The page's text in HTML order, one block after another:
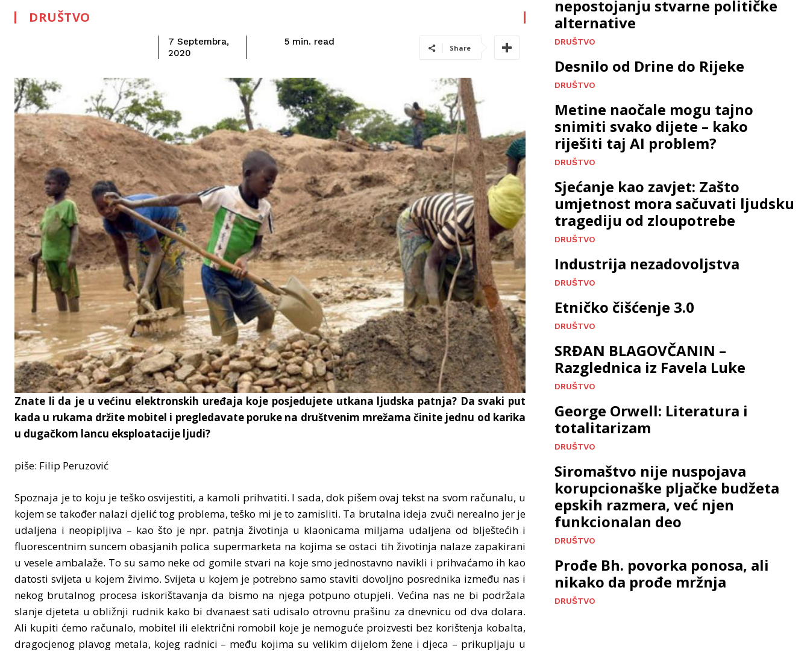
DRUŠTVO
7 Septembra,
2020
5 min. read
Share
Znate li da je u većinu elektronskih uređaja koje posjedujete utkana ljudska patnja? Da svaki put
kada u rukama držite mobitel i pregledavate poruke na društvenim mrežama činite jednu od karika
u dugačkom lancu eksploatacije ljudi?
piše: Filip Peruzović
Spoznaja je to koju je teško osvijestiti, a kamoli prihvatiti. I sada, dok pišem ovaj tekst na svom računalu, u
kojem se također nalazi djelić tog problema, teško mi je to zamisliti. Ta brutalna ideja zvuči nerealno jer je
udaljena i neopipljiva – kao što je npr. patnja životinja u klaonicama miljama udaljena od blještećih i
fluorescentnim suncem obasjanih polica supermarketa na kojima se ostaci tih životinja nalaze zapakirani
u vesele ambalaže. To su samo neke od gomile stvari na koje smo jednostavno navikli i prihvaćamo ih kao
datosti svijeta u kojem živimo. Svijeta u kojem je potrebno samo staviti dovoljno posrednika između nas i
nekog brutalnog procesa iskorištavanja da bismo na njega potpuno otupjeli. Većina nas ne bi podržala
slanje djeteta u obližnji rudnik kako bi dvanaest sati udisalo otrovnu prašinu za dnevnicu od dva dolara.
Ali kupiti ćemo računalo, mobitel ili električni romobil koje je nemoguće proizvesti bez korištenja kobalta,
dragocjenog plavog metala, kojeg radnici – među kojima su velikim dijelom žene i djeca – prikupljaju u
nepostojanju stvarne političke
alternative
DRUŠTVO
Desnilo od Drine do Rijeke
DRUŠTVO
Metine naočale mogu tajno
snimiti svako dijete – kako
riješiti taj AI problem?
DRUŠTVO
Sjećanje kao zavjet: Zašto
umjetnost mora sačuvati ljudsku
tragediju od zloupotrebe
DRUŠTVO
Industrija nezadovoljstva
DRUŠTVO
Etničko čišćenje 3.0
DRUŠTVO
SRĐAN BLAGOVČANIN –
Razglednica iz Favela Luke
DRUŠTVO
George Orwell: Literatura i
totalitarizam
DRUŠTVO
Siromaštvo nije nuspojava
korupcionaške pljačke budžeta
epskih razmera, već njen
funkcionalan deo
DRUŠTVO
Prođe Bh. povorka ponosa, ali
nikako da prođe mržnja
DRUŠTVO